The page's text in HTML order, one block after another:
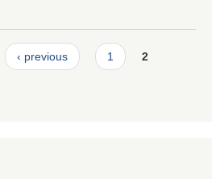
‹ previous 1 2